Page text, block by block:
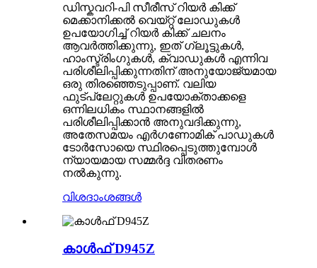
ഡിസ്കവറി-പി സീരീസ് റിയർ കിക്ക്
മെക്കാനിക്കൽ വെയ്റ്റ് ലോഡുകൾ
ഉപയോഗിച്ച് റിയർ കിക്ക് ചലനം
ആവർത്തിക്കുന്നു, ഇത് ഗ്ലൂട്ടുകൾ,
ഹാംസ്ട്രിംഗുകൾ, ക്വാഡുകൾ എന്നിവ
പരിശീലിപ്പിക്കുന്നതിന് അനുയോജ്യമായ
ഒരു തിരഞ്ഞെടുപ്പാണ്. വലിയ
ഫുട്പ്ലേറ്റുകൾ ഉപയോക്താക്കളെ
ഒന്നിലധികം സ്ഥാനങ്ങളിൽ
പരിശീലിപ്പിക്കാൻ അനുവദിക്കുന്നു,
അതേസമയം എർഗണോമിക് പാഡുകൾ
ടോർസോയെ സ്ഥിരപ്പെടുത്തുമ്പോൾ
ന്യായമായ സമ്മർദ്ദ വിതരണം
നൽകുന്നു.
വിശദാംശങ്ങൾ
കാൾഫ് D945Z